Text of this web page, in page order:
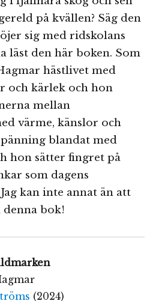
på kvällen? Säg den
sig med ridskolans
läst den här boken. Som
hästlivet med
och kärlek och hon
mellan
värme, känslor och
blandat med
hon sätter fingret på
som dagens
kan inte annat än att
bok!
(2024)